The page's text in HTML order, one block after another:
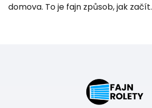
domova. To je fajn způsob, jak začít.